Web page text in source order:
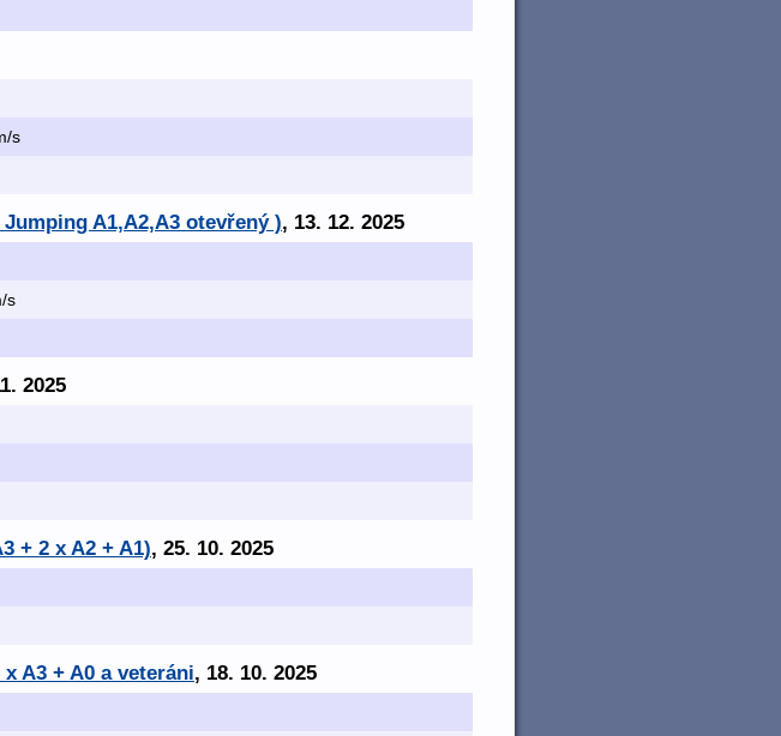
s
A1,A2,A3 otevřený ), 13. 12. 2025
s
2025
+ 2 x A2 + A1), 25. 10. 2025
A3 + A0 a veteráni, 18. 10. 2025